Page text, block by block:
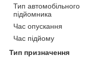
Тип автомобільного
підйомника
Час опускання
Час підйому
Тип призначення